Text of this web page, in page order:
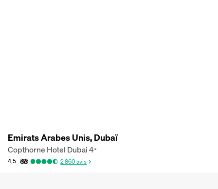
Emirats Arabes Unis, Dubaï
Copthorne Hotel Dubai4*
4,5 2 860avis